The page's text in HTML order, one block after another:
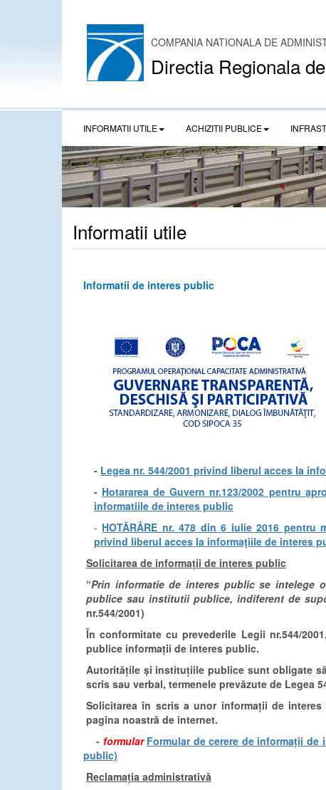
COMPANIA NATIONALA DE
Directia Regionala
INFORMATII UTILE ACHIZITII PUBLICE
Informatii utile
Informatii de interes public
- Legea nr. 544/2001 privind liberul acces la
- Hotararea de Guvern nr.123/2002 pentru
informatiile de interes public
- HOTĂRÂRE nr. 478 din 6 iulie 2016 pentru
privind liberul acces la informaţiile de interes
Solicitarea de informații de interes public
“Prin informatie de interes public se intelege
publice sau institutii publice, indiferent de
nr.544/2001)
În conformitate cu prevederile Legii nr.544/
publice informații de interes public.
Autoritățile și instituțiile publice sunt obligate
scris sau verbal, termenele prevăzute de Legea
Solicitarea în scris a unor informații de
pagina noastră de internet.
- formular Formular de cerere de informații
public)
Reclamația administrativă